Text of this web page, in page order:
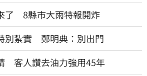
了 8縣市大雨特報開炸
別紮實 鄭明典：別出門
客人讚去油力強用45年